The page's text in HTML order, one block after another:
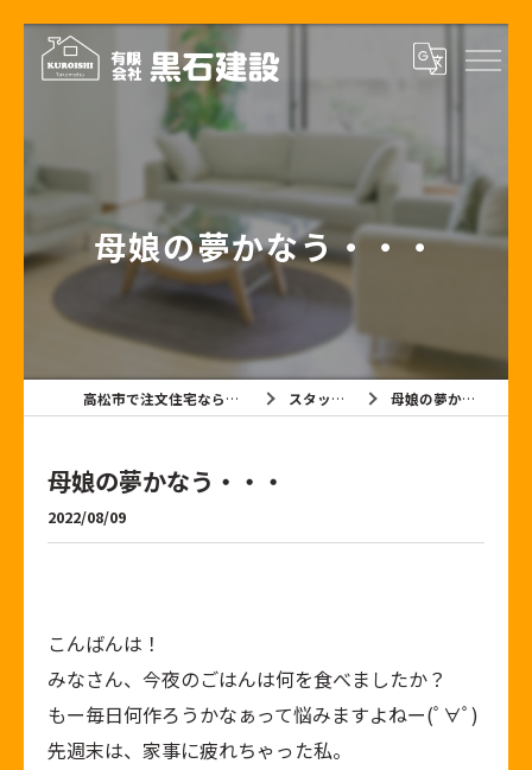
母娘の夢かなう・・・
高松市で注文住宅なら有限会社黒石建設 スタッフブログ 母娘の夢かなう・・・
母娘の夢かなう・・・
2022/08/09
こんばんは！
みなさん、今夜のごはんは何を食べましたか？
もー毎日何作ろうかなぁって悩みますよねー(ﾟ∀ﾟ)
先週末は、家事に疲れちゃった私。